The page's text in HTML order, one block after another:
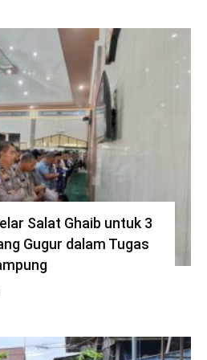
Salat Ghaib untuk 3
Gugur dalam Tugas